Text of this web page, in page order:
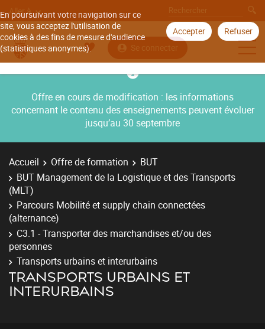
En poursuivant votre navigation sur ce
site, vous acceptez l'utilisation de
cookies à des fins de mesure d'audience
(statistiques anonymes).
Accepter Refuser
Aller à
Se connecter
Offre en cours de modification : les informations
concernant le contenu des enseignements peuvent évoluer
jusqu’au 30 septembre
Accueil Offre de formation
BUT
BUT Management de la Logistique et des Transports
(MLT)
Parcours Mobilité et supply chain connectées
(alternance)
C3.1 - Transporter des marchandises et/ou des
personnes
Transports urbains et interurbains
TRANSPORTS URBAINS ET
INTERURBAINS